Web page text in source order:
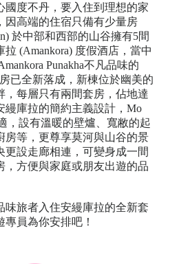
國度不丹，要入住到理想的家
因高端的住宿只備有少量房
於中部和西部的山谷擁有5間
(Amankora) 度假酒店，當中
Punakha不凡品味的
房已全新落成，新棟位於幽美的
，每層只有兩間套房，佔地達
縵庫拉的簡約主義設計，Mo
，設有溫暖的壁爐、寬敝的起
房等，更尊享莫河與山谷的景
更設走廊相連，可變身成一間
，方便與家庭或朋友出遊的品
味旅者入住安縵庫拉的全新套
專員為你安排吧！